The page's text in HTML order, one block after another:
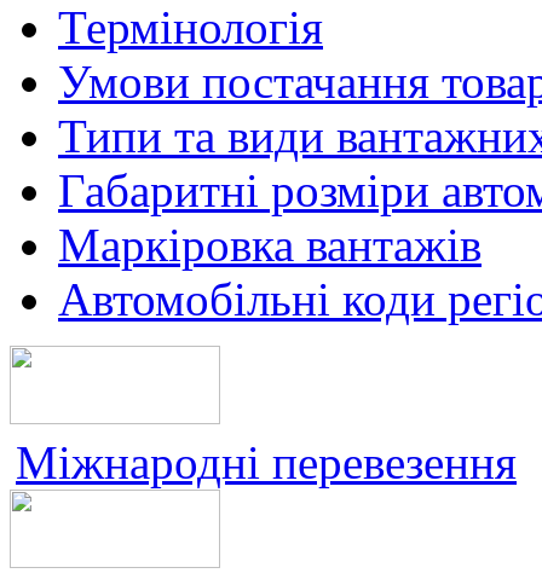
Термінологія
Умови постачання
Типи та види
Габаритнi розмiри
Маркiровка вантажiв
Автомобiльнi коди
Міжнародні перевезення